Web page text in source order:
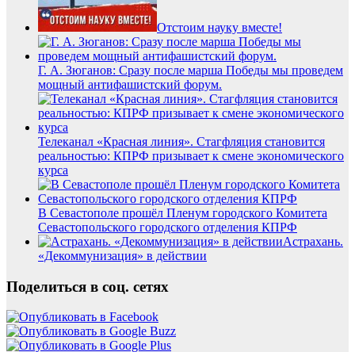
Отстоим науку вместе!
Г. А. Зюганов: Сразу после марша Победы мы проведем
мощный антифашистский форум.
Телеканал «Красная линия». Стагфляция становится
реальностью: КПРФ призывает к смене экономического
курса
В Севастополе прошёл Пленум городского Комитета
Севастопольского городского отделения КПРФ
Астрахань.
«Декоммунизация» в действии
Поделиться в соц. сетях